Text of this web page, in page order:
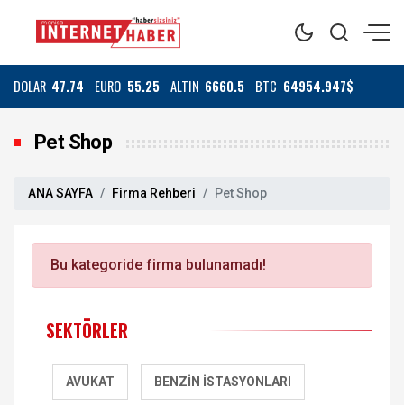
DOLAR 47.74 EURO 55.25 ALTIN 6660.5 BTC 64954.947$
Pet Shop
ANA SAYFA Firma Rehberi Pet Shop
Bu kategoride firma bulunamadı!
SEKTÖRLER
AVUKAT BENZIN İSTASYONLARI